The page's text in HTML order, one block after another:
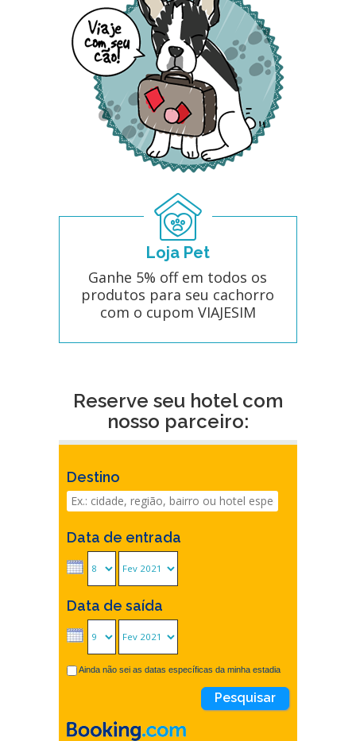
Loja Pet
Ganhe 5% off em todos os
produtos para seu cachorro
com o cupom VIAJESIM
Reserve seu hotel com
nosso parceiro:
Destino
Data de entrada
Data de saída
Ainda não sei as datas específicas da minha estadia